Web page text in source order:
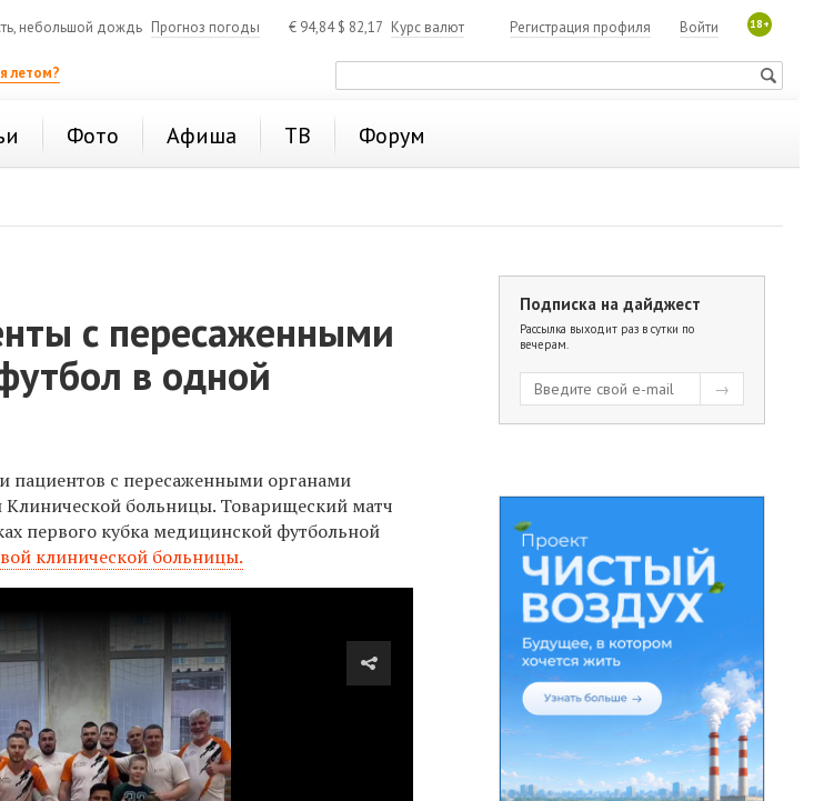
небольшой дождь Прогноз погоды € 94,84$ 82,17 Курс валют 18+
Войти
Регистрация профиля
летом?
Фото Афиша ТВ Форум
с пересаженными
в одной
пациентов с пересаженными органами
больницы. Товарищеский матч
первого кубка медицинской футбольной
клинической больницы.
Подписка на дайджест
Рассылка выходит раз в сутки по
вечерам.